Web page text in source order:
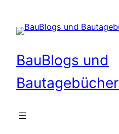
Inhalt
springen
BauBlogs und
Bautagebücher